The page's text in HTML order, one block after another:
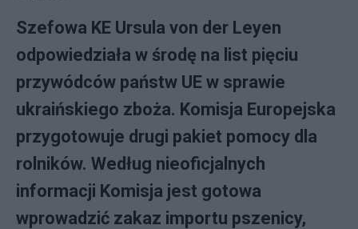
Szefowa KE Ursula von der Leyen
odpowiedziała w środę na list pięciu
przywódców państw UE w sprawie
ukraińskiego zboża. Komisja Europejska
przygotowuje drugi pakiet pomocy dla
rolników. Według nieoficjalnych
informacji Komisja jest gotowa
wprowadzić zakaz importu pszenicy,